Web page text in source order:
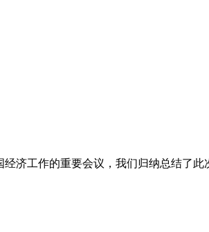
济工作的重要会议，我们归纳总结了